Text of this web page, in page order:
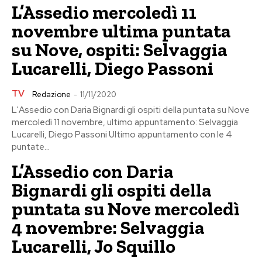
L’Assedio mercoledì 11
novembre ultima puntata
su Nove, ospiti: Selvaggia
Lucarelli, Diego Passoni
TV Redazione - 11/11/2020
L'Assedio con Daria Bignardi gli ospiti della puntata su Nove
mercoledì 11 novembre, ultimo appuntamento: Selvaggia
Lucarelli, Diego Passoni Ultimo appuntamento con le 4
puntate...
L’Assedio con Daria
Bignardi gli ospiti della
puntata su Nove mercoledì
4 novembre: Selvaggia
Lucarelli, Jo Squillo